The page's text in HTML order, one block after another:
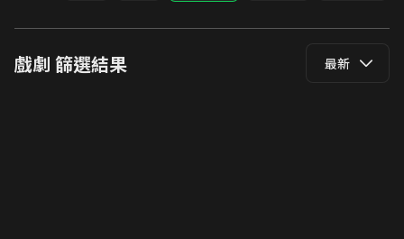
戲劇 篩選結果 最新